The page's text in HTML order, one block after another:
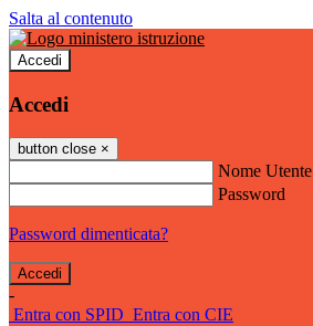
Salta al contenuto
Accedi
Accedi
button close ×
Nome Utente
Password
Password dimenticata?
-
Entra con SPID Entra con CIE